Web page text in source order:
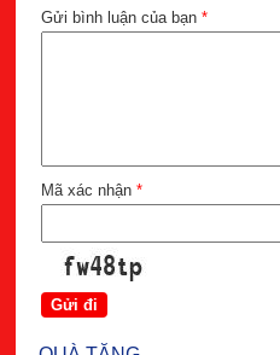
Gửi bình luận của bạn *
Mã xác nhận *